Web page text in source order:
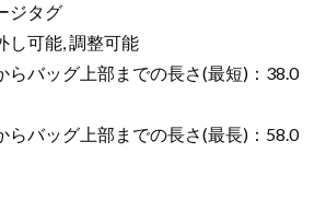
ジタグ
し可能, 調整可能
らバッグ上部までの長さ(最短)：38.0
らバッグ上部までの長さ(最長)：58.0